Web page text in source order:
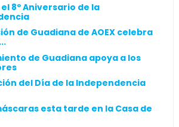
8º Aniversario de la
de Guadiana de AOEX celebra
de Guadiana apoya a los
del Día de la Independencia
esta tarde en la Casa de